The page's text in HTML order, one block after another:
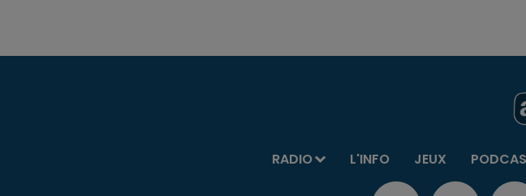
RADIO L'INFO JEUX